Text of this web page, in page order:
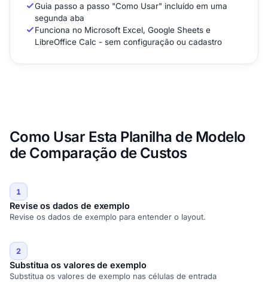
Guia passo a passo "Como Usar" incluído em uma
segunda aba
Funciona no Microsoft Excel, Google Sheets e
LibreOffice Calc - sem configuração ou cadastro
Como Usar Esta Planilha de Modelo
de Comparação de Custos
1
Revise os dados de exemplo
Revise os dados de exemplo para entender o layout.
2
Substitua os valores de exemplo
Substitua os valores de exemplo nas células de entrada